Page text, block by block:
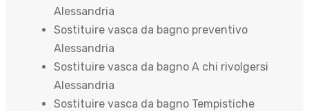
Alessandria
Sostituire vasca da bagno preventivo
Alessandria
Sostituire vasca da bagno A chi rivolgersi
Alessandria
Sostituire vasca da bagno Tempistiche